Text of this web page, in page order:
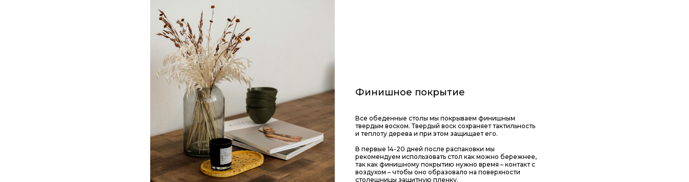
Финишное покрытие
Все обеденные столы мы покрываем финишным
твердым воском. Твердый воск сохраняет тактильность
и теплоту дерева и при этом защищает его.
В первые 14-20 дней после распаковки мы
рекомендуем использовать стол как можно бережнее,
так как финишному покрытию нужно время – контакт с
воздухом – чтобы оно образовало на поверхности
столешницы защитную пленку.